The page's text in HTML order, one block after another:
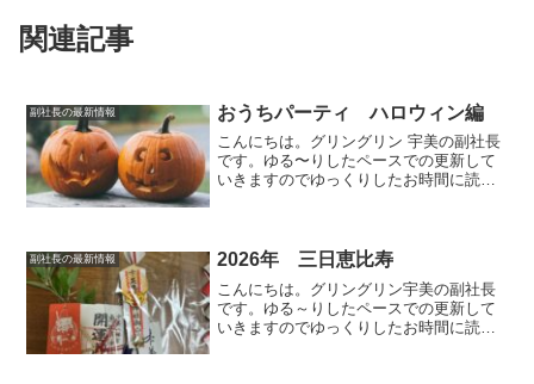
関連記事
副社長の最新情報 おうちパーティ ハロウィン編
こんにちは。グリングリン 宇美の副社長
です。ゆる〜りしたペースでの更新して
いきますのでゆっくりしたお時間に読ん
ーティーをご紹介します...
副社長の最新情報 2026年 三日恵比寿
こんにちは。グリングリン宇美の副社長
です。ゆる～りしたペースでの更新して
いきますのでゆっくりしたお時間に読ん